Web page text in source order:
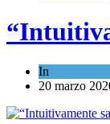
In
20 marzo